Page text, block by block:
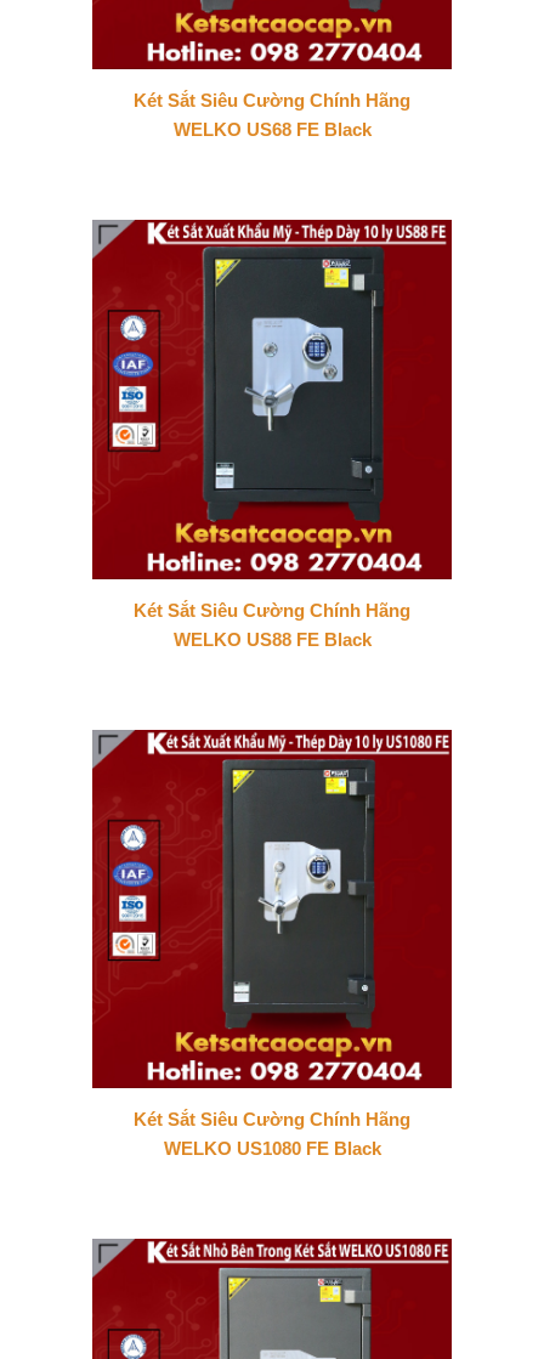
Két Sắt Siêu Cường Chính Hãng
WELKO US68 FE Black
Két Sắt Siêu Cường Chính Hãng
WELKO US88 FE Black
Két Sắt Siêu Cường Chính Hãng
WELKO US1080 FE Black